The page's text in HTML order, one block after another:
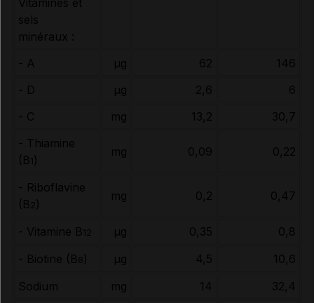
sels
minéraux :
- A
µg 62
146
- D
µg 2,6
6
- C
mg 13,2
30,7
- Thiamine
(B 1)
mg 0,09 0,22
- Riboflavine
(B2)
mg 0,2 0,47
- Vitamine B 12 µg 0,35
0,8
- Biotine (B8) µg 4,5
10,6
Sodium
mg 14 32,4